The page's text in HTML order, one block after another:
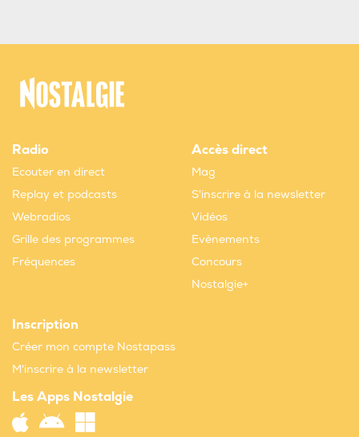
Radio
Ecouter en direct
Replay et podcasts
Webradios
Grille des programmes
Fréquences
Accès direct
Mag
S'inscrire à la newsletter
Vidéos
Evènements
Concours
Nostalgie+
Inscription
Créer mon compte Nostapass
M'inscrire à la newsletter
Les Apps Nostalgie